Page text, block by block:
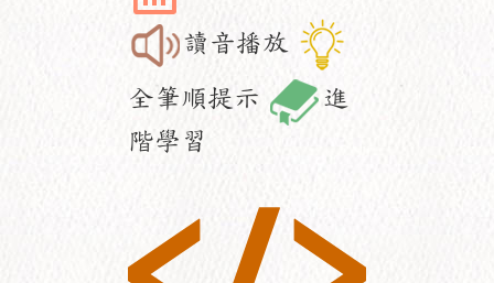
讀音播放
全筆順提示
進
階學習